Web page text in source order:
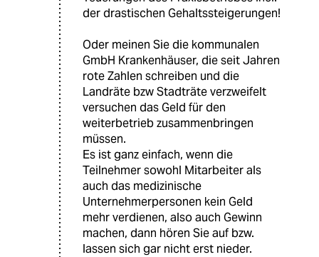
der drastischen Gehaltssteigerungen!
Oder meinen Sie die kommunalen
GmbH Krankenhäuser, die seit Jahren
rote Zahlen schreiben und die
Landräte bzw Stadträte verzweifelt
versuchen das Geld für den
weiterbetrieb zusammenbringen
müssen.
Es ist ganz einfach, wenn die
Teilnehmer sowohl Mitarbeiter als
auch das medizinische
Unternehmerpersonen kein Geld
mehr verdienen, also auch Gewinn
machen, dann hören Sie auf bzw.
lassen sich gar nicht erst nieder.